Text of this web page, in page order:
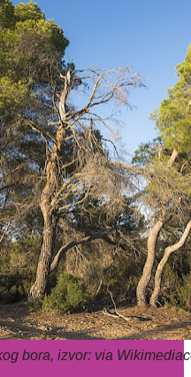
bora, izvor: via